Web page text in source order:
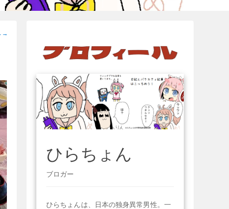
→
ひらちょん
ブロガー
ひらちょんは、日本の独身異常男性。一